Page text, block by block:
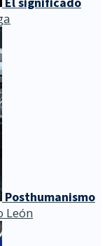
Posthumanismo
León